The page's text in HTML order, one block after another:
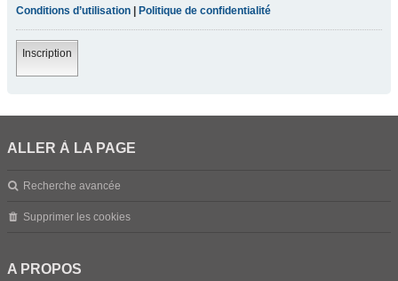
Conditions d’utilisation Politique de confidentialité
Inscription
ALLER À LA PAGE
Recherche avancée
Supprimer les cookies
A PROPOS